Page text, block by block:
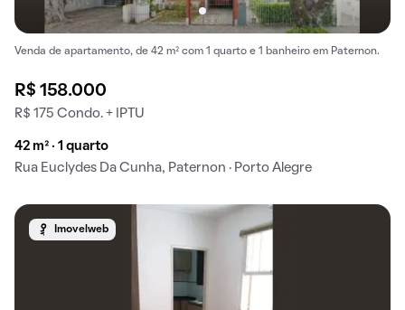
Venda de apartamento, de 42 m² com 1 quarto e 1 banheiro em Paternon.
R$ 158.000
R$ 175 Condo. + IPTU
42 m² · 1 quarto
Rua Euclydes Da Cunha, Paternon · Porto Alegre
Imovelweb